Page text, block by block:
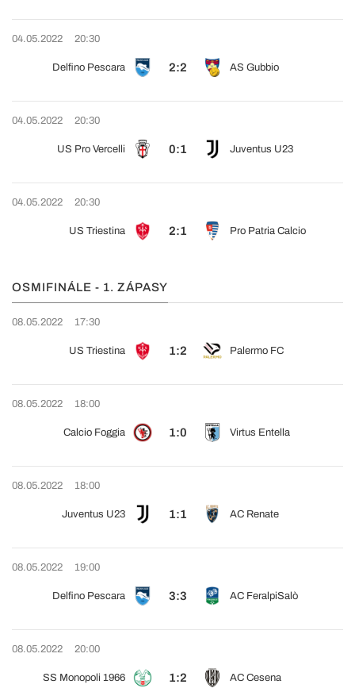
04.05.2022 20:30
Delfino Pescara 2:2 AS Gubbio
04.05.2022 20:30
US Pro Vercelli 0:1 Juventus U23
04.05.2022 20:30
US Triestina 2:1 Pro Patria Calcio
OSMIFINÁLE - 1. ZÁPASY
08.05.2022 17:30
US Triestina 1:2 Palermo FC
08.05.2022 18:00
Calcio Foggia 1:0 Virtus Entella
08.05.2022 18:00
Juventus U23 1:1 AC Renate
08.05.2022 19:00
Delfino Pescara 3:3 AC FeralpiSalò
08.05.2022 20:00
SS Monopoli 1966 1:2 AC Cesena